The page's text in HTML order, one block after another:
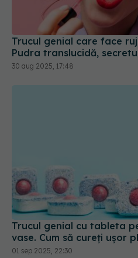
Pudra translucidă,
30 aug 2025, 17:48
Trucul genial cu tableta
vase. Cum să cureți ușor
01 sep 2025, 22:30